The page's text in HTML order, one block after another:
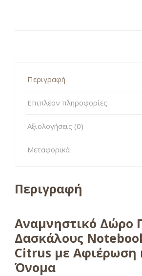
Περιγραφή
Επιπλέον πληροφορίες
Αξιολογήσεις (0)
Μεταφορικά
Περιγραφή
Αναμνηστικό Δώρο
Δασκάλους
Citrus με Αφιέρωση
Όνομα